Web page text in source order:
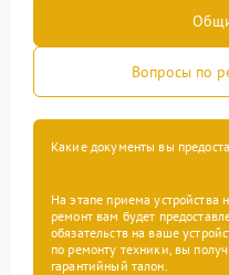
Вопросы по
Какие документы вы
На этапе приема устройства
ремонт вам будет
обязательств на ваше
по ремонту техники, вы
гарантийный талон.